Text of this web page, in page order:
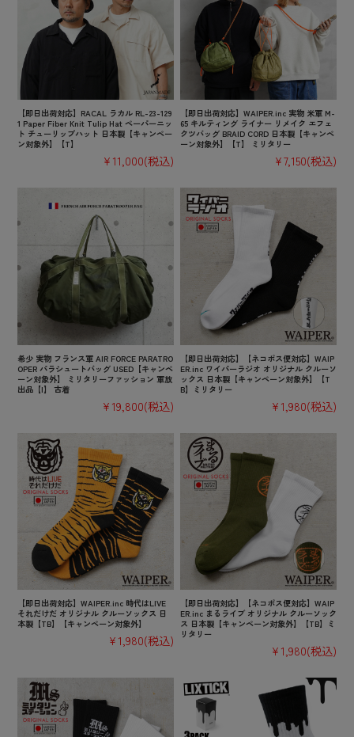
【即日出荷対応】RACAL ラカル RL-23-129
1 Paper Fiber Knit Tulip Hat ペーパーニッ
ト チューリップハット 日本製【キャンペー
ン対象外】【T】
¥11,000(税込)
【即日出荷対応】WAIPER.inc 実物 米軍 M-
65 キルティング ライナー リメイク エフェ
クツバッグ BRAID CORD 日本製【キャンペ
ーン対象外】【T】 ミリタリー
¥7,150(税込)
希少 実物 フランス軍 AIR FORCE PARATRO
OPER パラシュートバッグ USED【キャンペ
ーン対象外】 ミリタリーファッション 軍放
出品【I】 古着
¥19,800(税込)
【即日出荷対応】【ネコポス便対応】WAIP
ER.inc ワイパーラジオ オリジナル クルーソ
ックス 日本製【キャンペーン対象外】【T
B】ミリタリー
¥1,980(税込)
【即日出荷対応】WAIPER.inc 時代はLIVE
それだけだ オリジナル クルーソックス 日
本製【TB】【キャンペーン対象外】
¥1,980(税込)
【即日出荷対応】【ネコポス便対応】WAIP
ER.inc まるライブ オリジナル クルーソック
ス 日本製【キャンペーン対象外】【TB】ミ
リタリー
¥1,980(税込)